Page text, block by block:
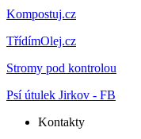
Kompostuj.cz
TřídímOlej.cz
Stromy pod kontrolou
Psí útulek Jirkov - FB
Kontakty